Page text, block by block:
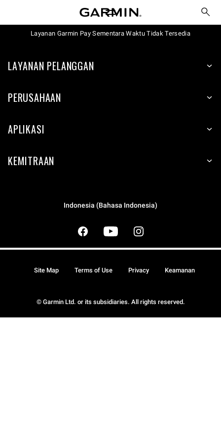
Layanan Garmin Pay Sementara Waktu Tidak Tersedia
LAYANAN PELANGGAN
PERUSAHAAN
APLIKASI
KEMITRAAN
Indonesia (Bahasa Indonesia)
© Garmin Ltd. or its subsidiaries. All rights reserved.
Site Map Terms of Use Privacy Keamanan